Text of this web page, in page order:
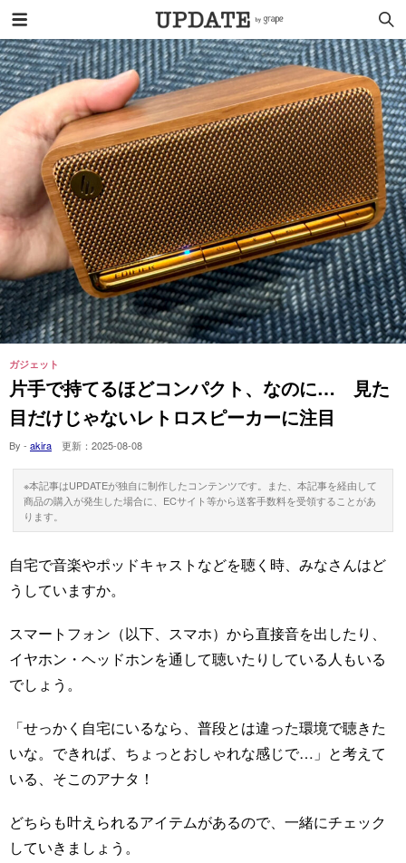
ガジェット
片手で持てるほどコンパクト、なのに… 見た
目だけじゃないレトロスピーカーに注目
By - akira 更新： 2025-08-08
※本記事はUPDATEが独自に制作したコンテンツです。また、本記事を経由して
商品の購入が発生した場合に、ECサイト等から送客手数料を受領することがあ
ります。
自宅で音楽やポッドキャストなどを聴く時、みなさんはど
うしていますか。
スマートフォン（以下、スマホ）から直接音を出したり、
イヤホン・ヘッドホンを通して聴いたりしている人もいる
でしょう。
「せっかく自宅にいるなら、普段とは違った環境で聴きた
いな。できれば、ちょっとおしゃれな感じで…」と考えて
いる、そこのアナタ！
どちらも叶えられるアイテムがあるので、一緒にチェック
していきましょう。